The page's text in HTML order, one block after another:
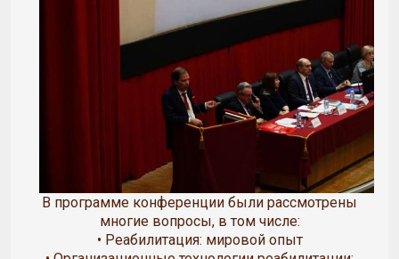
В программе конференции были рассмотрены
многие вопросы, в том числе:
• Реабилитация: мировой опыт